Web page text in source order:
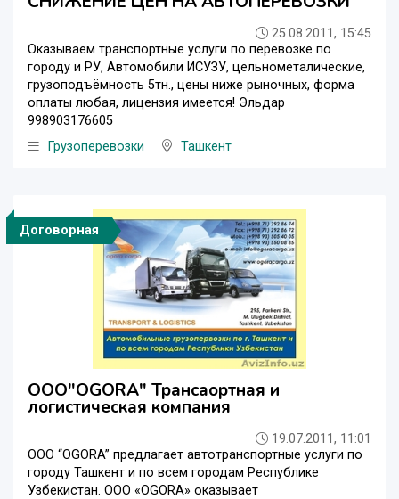
25.08.2011, 15:45
Оказываем транспортные услуги по перевозке по
городу и РУ, Автомобили ИСУЗУ, цельнометалические,
грузоподъёмность 5тн., цены ниже рыночных, форма
оплаты любая, лицензия имеется! Эльдар
998903176605
Грузоперевозки
Ташкент
Договорная
OOO"OGORA" Трансаортная и
логистическая компания
19.07.2011, 11:01
ООО “OGORA” предлагает автотранспортные услуги по
городу Ташкент и по всем городам Республике
Узбекистан. ООО «OGORA» оказывает